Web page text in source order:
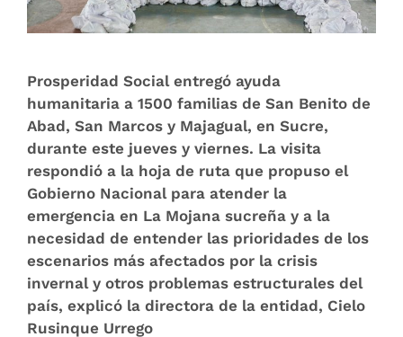
Prosperidad Social entregó ayuda
humanitaria a 1500 familias de San Benito de
Abad, San Marcos y Majagual, en Sucre,
durante este jueves y viernes. La visita
respondió a la hoja de ruta que propuso el
Gobierno Nacional para atender la
emergencia en La Mojana sucreña y a la
necesidad de entender las prioridades de los
escenarios más afectados por la crisis
invernal y otros problemas estructurales del
país, explicó la directora de la entidad, Cielo
Rusinque Urrego